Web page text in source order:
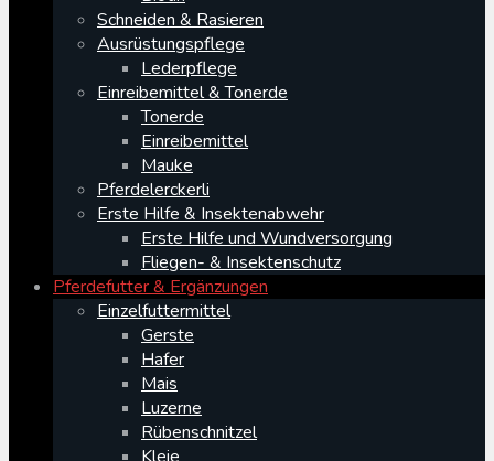
Schneiden & Rasieren
Ausrüstungspflege
Lederpflege
Einreibemittel & Tonerde
Tonerde
Einreibemittel
Mauke
Pferdelerckerli
Erste Hilfe & Insektenabwehr
Erste Hilfe und Wundversorgung
Fliegen- & Insektenschutz
Pferdefutter & Ergänzungen
Einzelfuttermittel
Gerste
Hafer
Mais
Luzerne
Rübenschnitzel